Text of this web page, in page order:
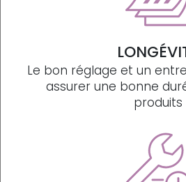
Le bon réglage et un
assurer une bonne
produits